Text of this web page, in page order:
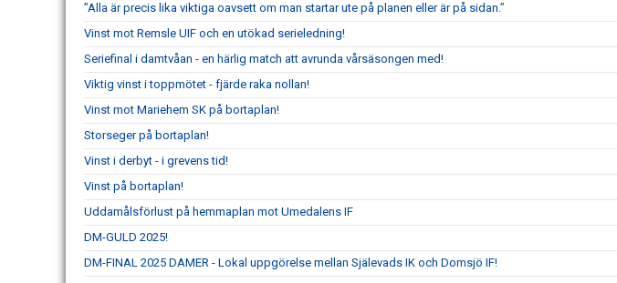
”Alla är precis lika viktiga oavsett om man startar ute på planen eller är på sidan.”
Vinst mot Remsle UIF och en utökad serieledning!
Seriefinal i damtvåan - en härlig match att avrunda vårsäsongen med!
Viktig vinst i toppmötet - fjärde raka nollan!
Vinst mot Mariehem SK på bortaplan!
Storseger på bortaplan!
Vinst i derbyt - i grevens tid!
Vinst på bortaplan!
Uddamålsförlust på hemmaplan mot Umedalens IF
DM-GULD 2025!
DM-FINAL 2025 DAMER - Lokal uppgörelse mellan Själevads IK och Domsjö IF!